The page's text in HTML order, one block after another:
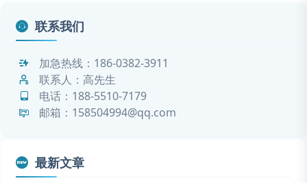
联系我们
加急热线： 186-0382-3911
联系人：高先生
电话： 188-5510-7179
邮箱：158504994@qq.com
最新文章